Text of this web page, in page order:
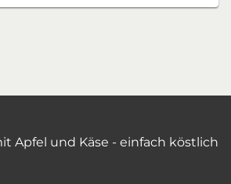
Apfel und Käse - einfach köstlich